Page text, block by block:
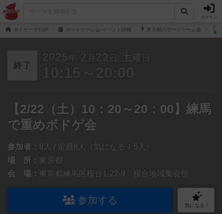
ログイン
ボドゲーマTOP ボードゲーム会/イベント情報 東京都のボードゲーム会
終了
2025 年 2 月 22 日 土 曜日
10:15～20:00
【2/22（土）10：20～20：00】練馬
で重めボドゲ会
参加者： 8人 / 定員8人（気になる！5人）
場 所： 東京都
会 場： 東京都練馬区桜台1-22-9 桜台地域集会所
参加する 気になる！